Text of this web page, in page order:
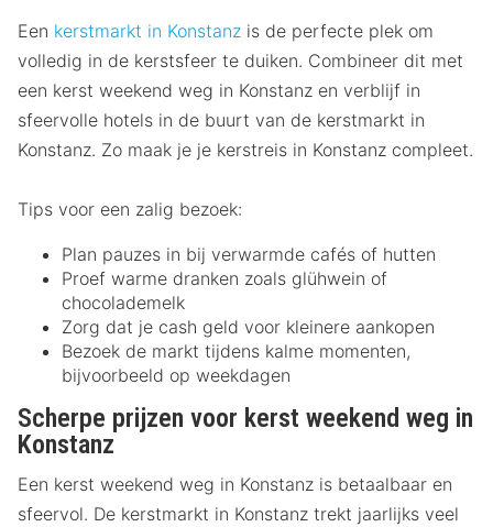
Een kerstmarkt in Konstanz is de perfecte plek om
volledig in de kerstsfeer te duiken. Combineer dit met
een kerst weekend weg in Konstanz en verblijf in
sfeervolle hotels in de buurt van de kerstmarkt in
Konstanz. Zo maak je je kerstreis in Konstanz compleet.
Tips voor een zalig bezoek:
Plan pauzes in bij verwarmde cafés of hutten
Proef warme dranken zoals glühwein of
chocolademelk
Zorg dat je cash geld voor kleinere aankopen
Bezoek de markt tijdens kalme momenten,
bijvoorbeeld op weekdagen
Scherpe prijzen voor kerst weekend weg in
Konstanz
Een kerst weekend weg in Konstanz is betaalbaar en
sfeervol. De kerstmarkt in Konstanz trekt jaarlijks veel